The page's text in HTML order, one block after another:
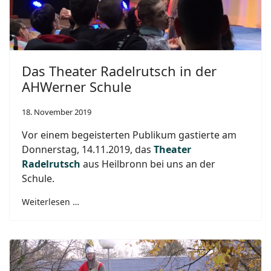
Das Theater Radelrutsch in der
AHWerner Schule
18. November 2019
Vor einem begeisterten Publikum gastierte am
Donnerstag, 14.11.2019, das Theater
Radelrutsch aus Heilbronn bei uns an der
Schule.
Weiterlesen …